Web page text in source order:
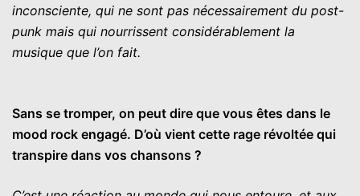
inconsciente, qui ne sont pas nécessairement du post-
punk mais qui nourrissent considérablement la
musique que l’on fait.
Sans se tromper, on peut dire que vous êtes dans le
mood rock engagé. D’où vient cette rage révoltée qui
transpire dans vos chansons ?